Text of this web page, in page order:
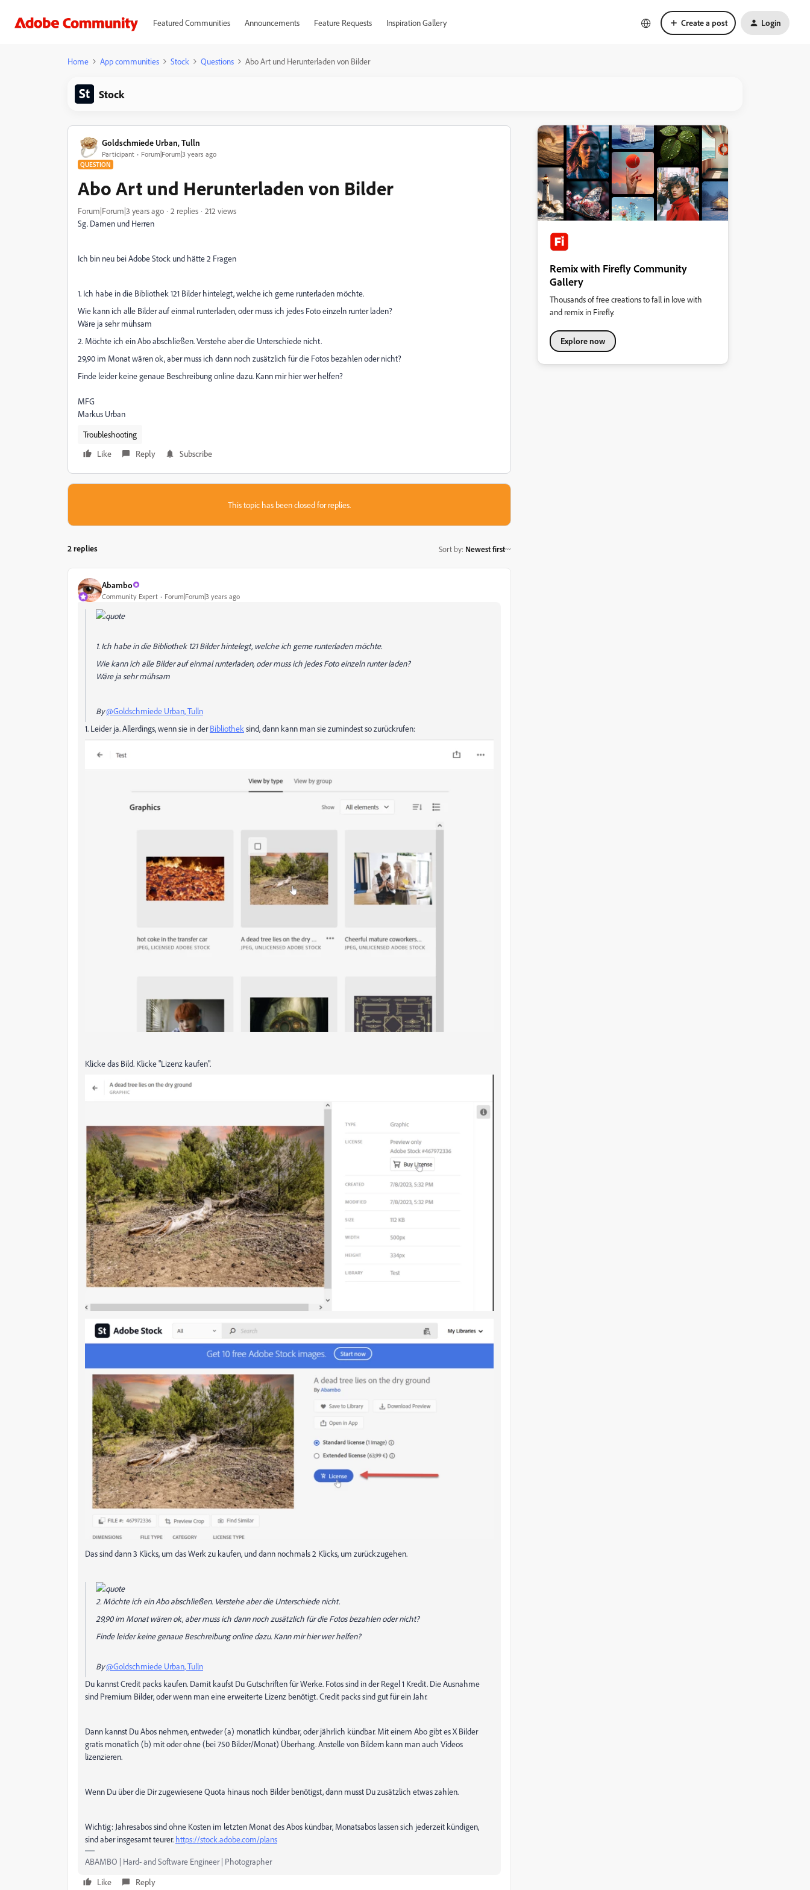
Featured Communities Announcements Feature Requests Inspiration Gallery Create a post Login
Home App communities Stock Questions Abo Art und Herunterladen von Bilder
Stock
Goldschmiede Urban, Tulln
Participant Forum|Forum|3 years ago
QUESTION
Abo Art und Herunterladen von Bilder
Forum|Forum|3 years ago 2 replies
212 views
Sg. Damen und Herren
Ich bin neu bei Adobe Stock und hätte 2 Fragen
1. Ich habe in die Bibliothek 121 Bilder hintelegt, welche ich gerne runterladen möchte.
Wie kann ich alle Bilder auf einmal runterladen, oder muss ich jedes Foto einzeln runter laden?
Wäre ja sehr mühsam
2. Möchte ich ein Abo abschließen. Verstehe aber die Unterschiede nicht.
29,90 im Monat wären ok, aber muss ich dann noch zusätzlich für die Fotos bezahlen oder nicht?
Finde leider keine genaue Beschreibung online dazu. Kann mir hier wer helfen?
MFG
Markus Urban
Troubleshooting
Like
Reply Subscribe
This topic has been closed for replies.
2 replies Sort by: Newest first
Abambo
Community Expert Forum|Forum|3 years ago
1. Ich habe in die Bibliothek 121 Bilder hintelegt, welche ich gerne runterladen möchte.
Wie kann ich alle Bilder auf einmal runterladen, oder muss ich jedes Foto einzeln runter laden?
Wäre ja sehr mühsam
By@Goldschmiede Urban, Tulln
1. Leider ja. Allerdings, wenn sie in derBibliothek sind, dann kann man sie zumindest so zurückrufen:
Klicke das Bild. Klicke "Lizenz kaufen".
Das sind dann 3 Klicks, um das Werk zu kaufen, und dann nochmals 2 Klicks, um zurückzugehen.
2. Möchte ich ein Abo abschließen. Verstehe aber die Unterschiede nicht.
29,90 im Monat wären ok, aber muss ich dann noch zusätzlich für die Fotos bezahlen oder nicht?
Finde leider keine genaue Beschreibung online dazu. Kann mir hier wer helfen?
By@Goldschmiede Urban, Tulln
Du kannst Credit packs kaufen. Damit kaufst Du Gutschriften für Werke. Fotos sind in der Regel 1 Kredit. Die Ausnahme
sind Premium Bilder, oder wenn man eine erweiterte Lizenz benötigt. Credit packs sind gut für ein Jahr.
Dann kannst Du Abos nehmen, entweder (a) monatlich kündbar, oder jährlich kündbar. Mit einem Abo gibt es X Bilder
gratis monatlich (b) mit oder ohne (bei 750 Bilder/Monat) Überhang. Anstelle von Bildern kann man auch Videos
lizenzieren.
Wenn Du über die Dir zugewiesene Quota hinaus noch Bilder benötigst, dann musst Du zusätzlich etwas zahlen.
Wichtig: Jahresabos sind ohne Kosten im letzten Monat des Abos kündbar, Monatsabos lassen sich jederzeit kündigen,
sind aber insgesamt teurer. https://stock.adobe.com/plans
ABAMBO | Hard- and Software Engineer | Photographer
Like
Reply
Remix with Firefly Community
Gallery
Thousands of free creations to fall in love with
and remix in Firefly.
Explore now